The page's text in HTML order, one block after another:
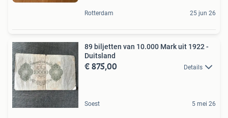
Rotterdam 25 jun 26
89 biljetten van 10.000 Mark uit 1922 -
Duitsland
€ 875,00 Details
Soest 5 mei 26